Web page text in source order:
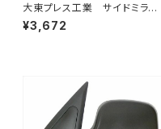
大東プレス工業 サイドミラー/
バックミラー ダイハツ ハイ
ゼットカーゴ 右 06年～ DI-
¥3,672